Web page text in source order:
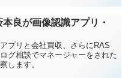
良が画像認識アプリ・
プリと会社買収、さらにRAS
グ相談でマネージャーをされた
します。